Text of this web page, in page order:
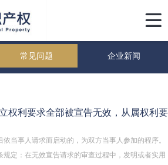

常见问题 企业新闻
权利要求全部被宣告无效，从属权利要
当事人请求而启动的，为双方当事人参加的程序。
定：在无效宣告请求的审查过程中，发明或者实用